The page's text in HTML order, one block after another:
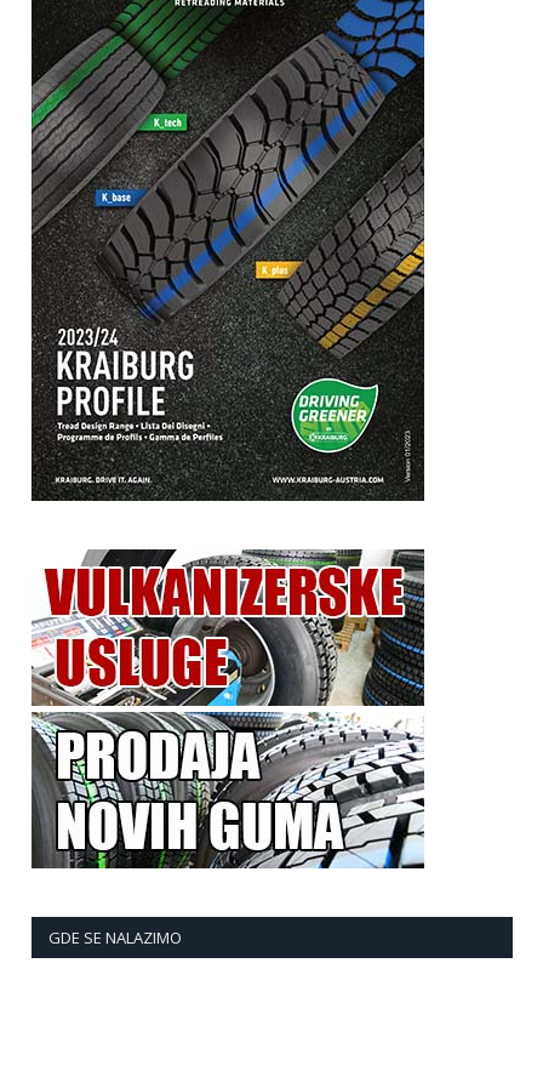
GDE SE NALAZIMO